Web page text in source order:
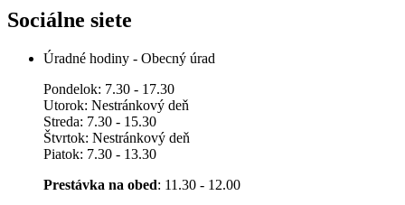
Sociálne siete
Úradné hodiny - Obecný úrad
Pondelok: 7.30 - 17.30
Utorok: Nestránkový deň
Streda: 7.30 - 15.30
Štvrtok: Nestránkový deň
Piatok: 7.30 - 13.30
Prestávka na obed: 11.30 - 12.00